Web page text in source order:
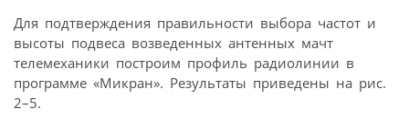
Для подтверждения правильности выбора частот и
высоты подвеса возведенных антенных мачт
телемеханики построим профиль радиолинии в
программе «Микран». Результаты приведены на рис.
2–5.